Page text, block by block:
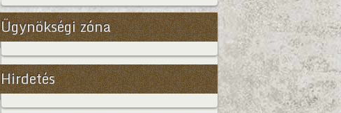
Ügynökségi zóna
Hirdetés